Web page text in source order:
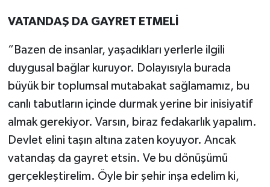
VATANDAŞ DA GAYRET ETMELİ
“Bazen de insanlar, yaşadıkları yerlerle ilgili
duygusal bağlar kuruyor. Dolayısıyla burada
büyük bir toplumsal mutabakat sağlamamız, bu
canlı tabutların içinde durmak yerine bir inisiyatif
almak gerekiyor. Varsın, biraz fedakarlık yapalım.
Devlet elini taşın altına zaten koyuyor. Ancak
vatandaş da gayret etsin. Ve bu dönüşümü
gerçekleştirelim. Öyle bir şehir inşa edelim ki,